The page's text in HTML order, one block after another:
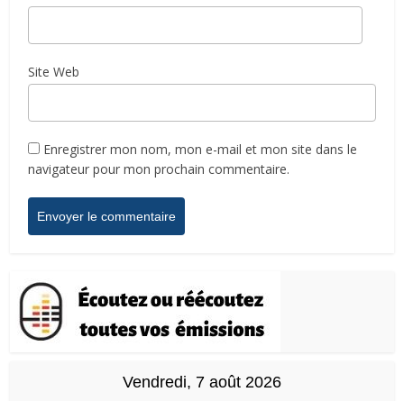
Site Web
Enregistrer mon nom, mon e-mail et mon site dans le
navigateur pour mon prochain commentaire.
Vendredi, 7 août 2026